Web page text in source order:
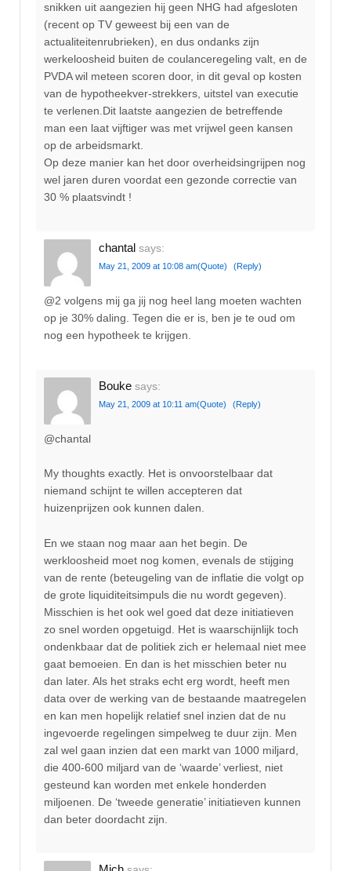
snikken uit aangezien hij geen NHG had afgesloten
(recent op TV geweest bij een van de
actualiteitenrubrieken), en dus ondanks zijn
werkeloosheid buiten de coulanceregeling valt, en de
PVDA wil meteen scoren door, in dit geval op kosten
van de hypotheekver-strekkers, uitstel van executie
te verlenen.Dit laatste aangezien de betreffende
man een laat vijftiger was met vrijwel geen kansen
op de arbeidsmarkt.
Op deze manier kan het door overheidsingrijpen nog
wel jaren duren voordat een gezonde correctie van
30 % plaatsvindt !
chantal says:
May 21, 2009 at 10:08 am(Quote) (Reply)
@2 volgens mij ga jij nog heel lang moeten wachten
op je 30% daling. Tegen die er is, ben je te oud om
nog een hypotheek te krijgen.
Bouke says:
May 21, 2009 at 10:11 am(Quote) (Reply)
@chantal
My thoughts exactly. Het is onvoorstelbaar dat
niemand schijnt te willen accepteren dat
huizenprijzen ook kunnen dalen.
En we staan nog maar aan het begin. De
werkloosheid moet nog komen, evenals de stijging
van de rente (beteugeling van de inflatie die volgt op
de grote liquiditeitsimpuls die nu wordt gegeven).
Misschien is het ook wel goed dat deze initiatieven
zo snel worden opgetuigd. Het is waarschijnlijk toch
ondenkbaar dat de politiek zich er helemaal niet mee
gaat bemoeien. En dan is het misschien beter nu
dan later. Als het straks echt erg wordt, heeft men
data over de werking van de bestaande maatregelen
en kan men hopelijk relatief snel inzien dat de nu
ingevoerde regelingen simpelweg te duur zijn. Men
zal wel gaan inzien dat een markt van 1000 miljard,
die 400-600 miljard van de ‘waarde’ verliest, niet
gesteund kan worden met enkele honderden
miljoenen. De ‘tweede generatie’ initiatieven kunnen
dan beter doordacht zijn.